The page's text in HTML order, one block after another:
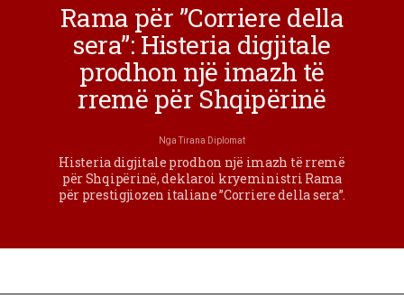
Rama për ”Corriere della
sera”: Histeria digjitale
prodhon një imazh të
rremë për Shqipërinë
NgaTirana Diplomat
Histeria digjitale prodhon një imazh të rremë
për Shqipërinë, deklaroi kryeministri Rama
për prestigjiozen italiane ”Corriere della sera”.